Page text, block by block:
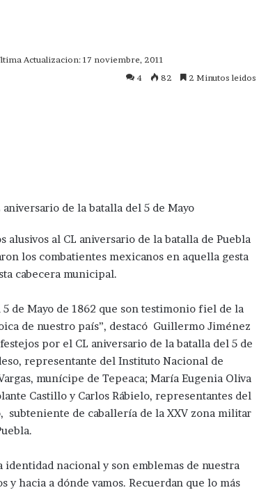
Actualizacion: 17 noviembre, 2011
4
82 2 Minutos leidos
de la batalla del 5 de Mayo
al CL aniversario de la batalla de Puebla
los combatientes mexicanos en aquella gesta
cabecera municipal.
de Mayo de 1862 que son testimonio fiel de la
de nuestro país”, destacó Guillermo Jiménez
por el CL aniversario de la batalla del 5 de
representante del Instituto Nacional de
munícipe de Tepeaca; María Eugenia Oliva
Castillo y Carlos Rábielo, representantes del
subteniente de caballería de la XXV zona militar
nacional y son emblemas de nuestra
hacia a dónde vamos. Recuerdan que lo más